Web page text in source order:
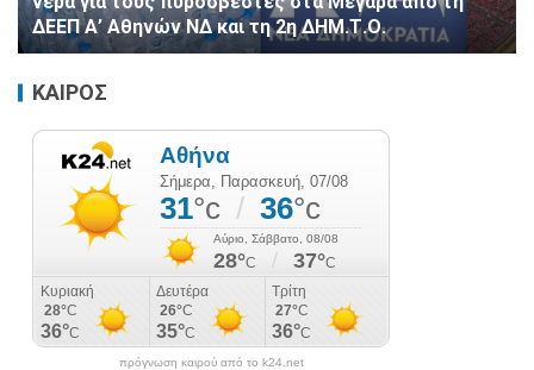
ΔΕΕΠ Α’ Αθηνών ΝΔ και τη 2η ΔΗΜ.Τ.Ο.
ΚΑΙΡΟΣ
πρόγνωση καιρού από το k24.net